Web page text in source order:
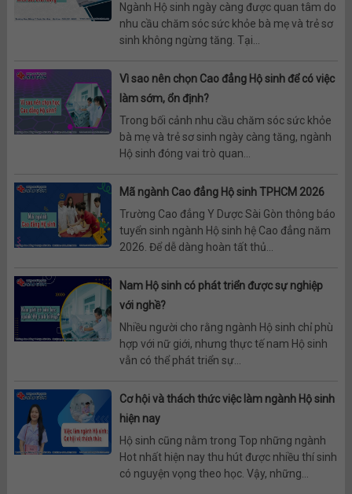
Ngành Hộ sinh ngày càng được quan tâm do
nhu cầu chăm sóc sức khỏe bà mẹ và trẻ sơ
sinh không ngừng tăng. Tại...
Vì sao nên chọn Cao đẳng Hộ sinh để có việc
làm sớm, ổn định?
Trong bối cảnh nhu cầu chăm sóc sức khỏe
bà mẹ và trẻ sơ sinh ngày càng tăng, ngành
Hộ sinh đóng vai trò quan...
Mã ngành Cao đẳng Hộ sinh TPHCM 2026
Trường Cao đẳng Y Dược Sài Gòn thông báo
tuyển sinh ngành Hộ sinh hệ Cao đẳng năm
2026. Để dễ dàng hoàn tất thủ...
Nam Hộ sinh có phát triển được sự nghiệp
với nghề?
Nhiều người cho rằng ngành Hộ sinh chỉ phù
hợp với nữ giới, nhưng thực tế nam Hộ sinh
vẫn có thể phát triển sự...
Cơ hội và thách thức việc làm ngành Hộ sinh
hiện nay
Hộ sinh cũng nằm trong Top những ngành
Hot nhất hiện nay thu hút được nhiều thí sinh
có nguyện vọng theo học. Vậy, những...